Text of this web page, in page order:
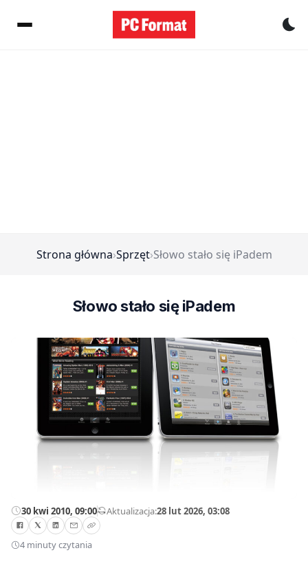
Strona główna›Sprzęt›Słowo stało się iPadem
Słowo stało się iPadem
30 kwi 2010, 09:00—Aktualizacja:28 lut 2026, 03:08
4 minuty czytania